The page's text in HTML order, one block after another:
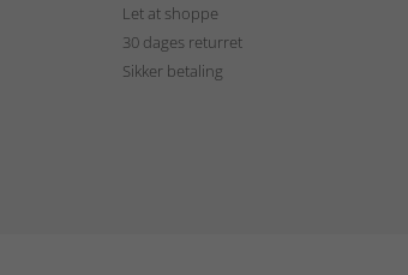
Let at shoppe
30 dages returret
Sikker betaling